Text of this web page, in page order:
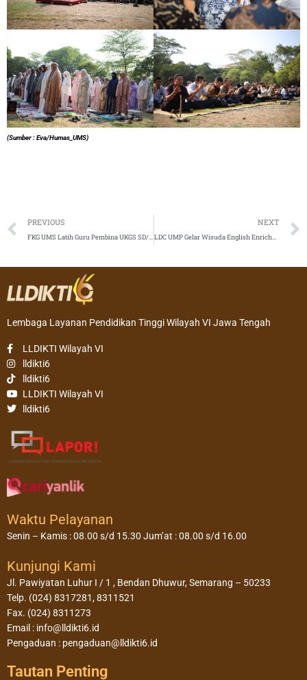
(Sumber : Eva/Humas_UMS)
Prev
PREVIOUS
FKG UMS Latih Guru Pembina UKGS SD/MI Muhammadiyah di PDM Sukoharjo
NEXT
LDC UMP Gelar Wisuda English Enrichment Program, Mahasiswa Siap Berkarier di Dunia Internasional
Lembaga Layanan Pendidikan Tinggi Wilayah VI Jawa Tengah
LLDIKTI Wilayah VI
lldikti6
lldikti6
LLDIKTI Wilayah VI
lldikti6
Waktu Pelayanan
Senin – Kamis : 08.00 s/d 15.30 Jum’at : 08.00 s/d 16.00
Kunjungi Kami
Jl. Pawiyatan Luhur I / 1 , Bendan Dhuwur, Semarang – 50233
Telp. (024) 8317281, 8311521
Fax. (024) 8311273
Email : info@lldikti6.id
Pengaduan : pengaduan@lldikti6.id
Tautan Penting